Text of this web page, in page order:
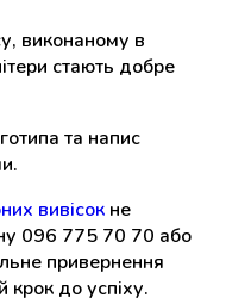
виконаному в
стають добре
та напис
вивісок не
096 775 70 70 або
привернення
крок до успіху.